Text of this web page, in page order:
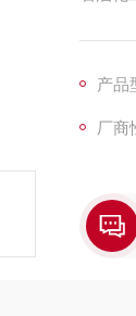
产品
厂商